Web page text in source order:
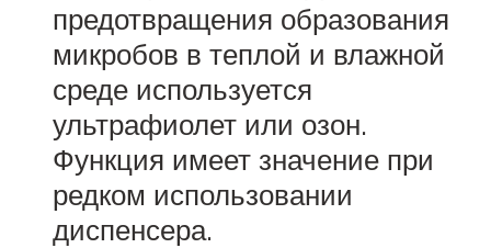
предотвращения образования
микробов в теплой и влажной
среде используется
ультрафиолет или озон.
Функция имеет значение при
редком использовании
диспенсера.